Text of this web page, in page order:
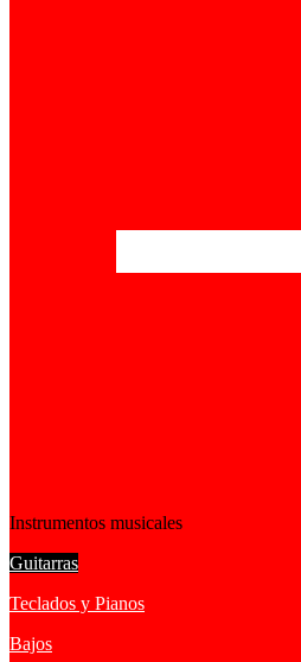
Instrumentos musicales
Guitarras
Teclados y Pianos
Bajos